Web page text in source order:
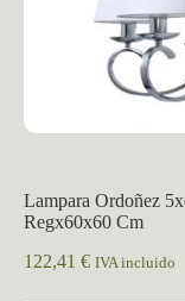
Lampara Ordoñez
Regx60x60 Cm
122,41 € IVA incluido